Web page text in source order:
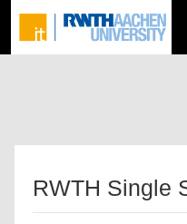
RWTH Single